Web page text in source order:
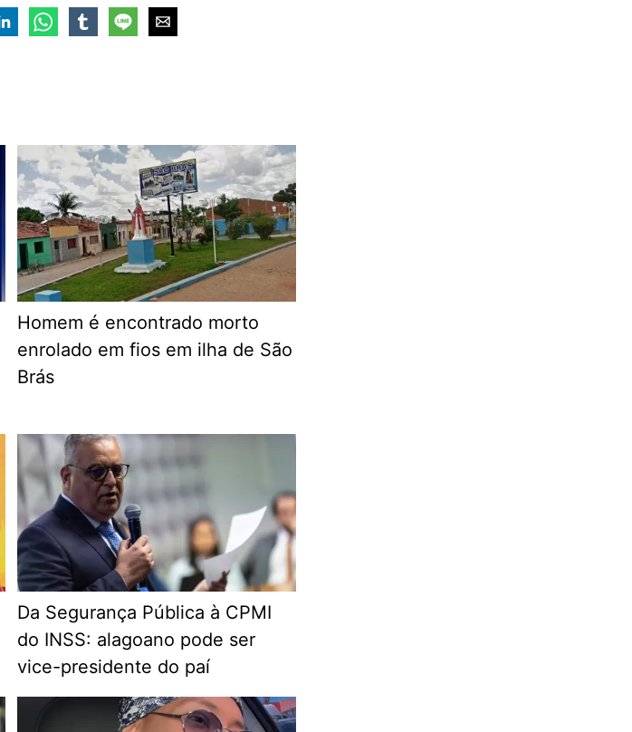
Homem é encontrado morto
enrolado em fios em ilha de São
Brás
Da Segurança Pública à CPMI
do INSS: alagoano pode ser
vice-presidente do paí